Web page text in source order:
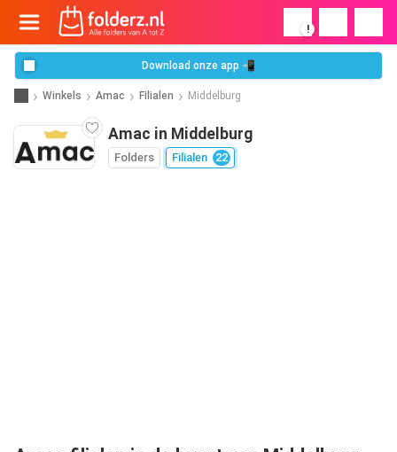
!
Download onze app 📲
Winkels Amac Filialen Middelburg
Amac in Middelburg
Folders Filialen 22